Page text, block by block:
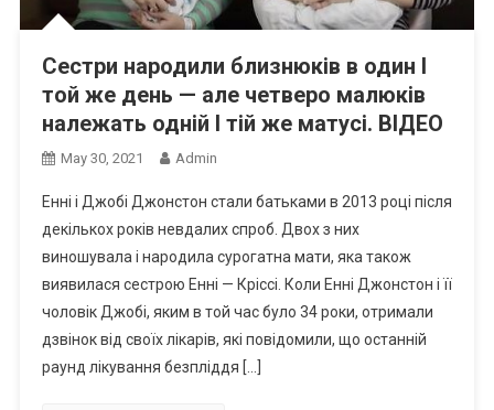
Сестри народили близнюків в один І
той же день — але четверо малюків
належать одній І тій же матусі. ВIДЕО
May 30, 2021 Admin
Енні і Джобі Джонстон стали батьками в 2013 році після
декількох років невдалих спроб. Двох з них
виношувала і народила сурогатна мати, яка також
виявилася сестрою Енні — Кріссі. Коли Енні Джонстон і її
чоловік Джобі, яким в той час було 34 роки, отримали
дзвінок від своїх лікарів, які повідомили, що останній
раунд лікування безпліддя […]